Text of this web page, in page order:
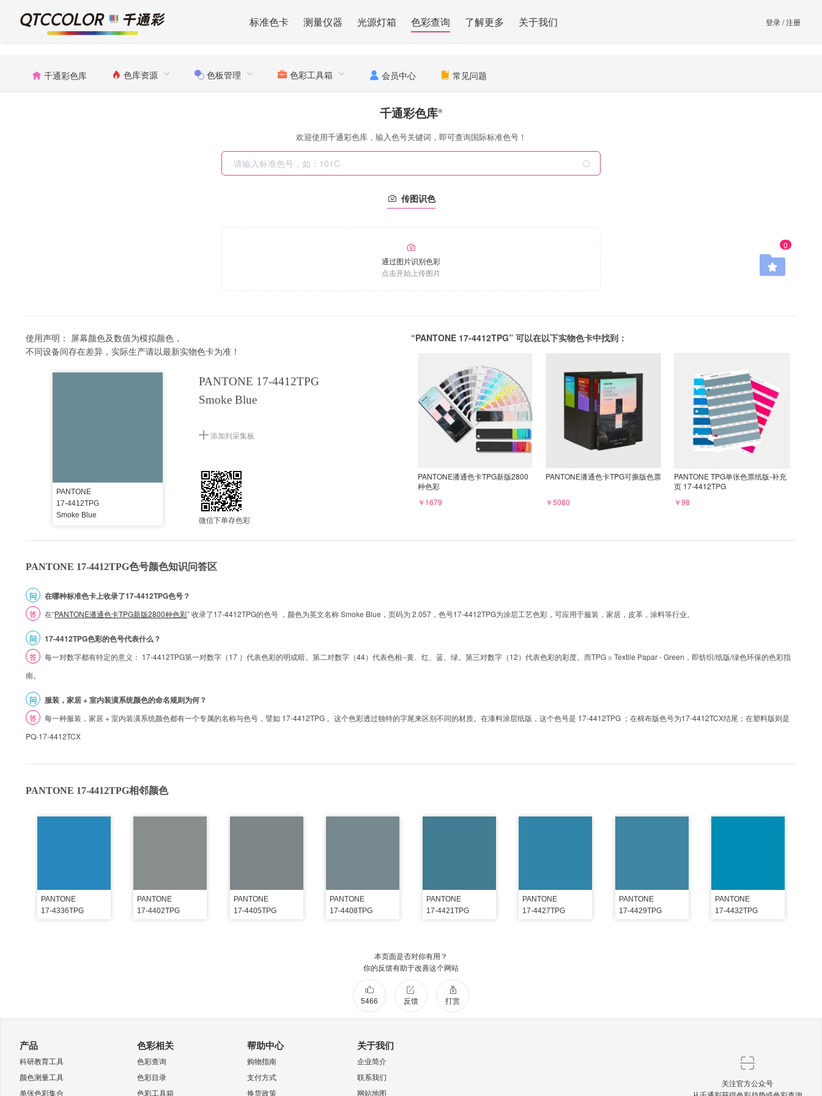
标准色卡 测量仪器 光源灯箱 色彩查询 了解更多 关于我们 登录/注册
千通彩色库 色库资源 色板管理 色彩工具箱 会员中心 常见问题
0
千通彩色库®
欢迎使用千通彩色库，输入色号关键词，即可查询国际标准色号！
传图识色
通过图片识别色彩
点击开始上传图片
使用声明： 屏幕颜色及数值为模拟颜色，
不同设备间存在差异，实际生产请以最新实物色卡为准！
PANTONE
17-4412TPG
Smoke Blue
PANTONE 17-4412TPG
Smoke Blue
添加到采集板
微信下单存色彩
“PANTONE 17-4412TPG” 可以在以下实物色卡中找到：
PANTONE潘通色卡TPG新版2800
种色彩
￥1679
PANTONE潘通色卡TPG可撕版色票
￥5080
PANTONE TPG单张色票纸版-补充
页 17-4412TPG
￥98
PANTONE 17-4412TPG色号颜色知识问答区
问 在哪种标准色卡上收录了17-4412TPG色号？
答 在“PANTONE潘通色卡TPG新版2800种色彩” 收录了17-4412TPG的色号 ，颜色为英文名称 Smoke Blue，页码为 2.057，色号17-4412TPG为涂层工艺色彩，可应用于服装，家居，皮革，涂料等行业。
问 17-4412TPG色彩的色号代表什么？
答
每一对数字都有特定的意义： 17-4412TPG第一对数字（17 ）代表色彩的明或暗。第二对数字（44）代表色相--黄、红、蓝、绿。第三对数字（12）代表色彩的彩度。而TPG = Textile Papar - Green，即纺织/纸版/绿色环保的色彩指
南。
问 服装，家居 + 室内装潢系统颜色的命名规则为何？
答
每一种服装，家居 + 室内装潢系统颜色都有一个专属的名称与色号，譬如 17-4412TPG 。这个色彩透过独特的字尾来区别不同的材质。在漆料涂层纸版，这个色号是 17-4412TPG ；在棉布版色号为17-4412TCX结尾；在塑料版则是
PQ-17-4412TCX
PANTONE 17-4412TPG相邻颜色
PANTONE
17-4336TPG
PANTONE
17-4402TPG
PANTONE
17-4405TPG
PANTONE
17-4408TPG
PANTONE
17-4421TPG
PANTONE
17-4427TPG
PANTONE
17-4429TPG
PANTONE
17-4432TPG
本页面是否对你有用？
你的反馈有助于改善这个网站
5466 反馈 打赏
产品
科研教育工具
颜色测量工具
单张色彩集合
色彩相关
色彩查询
色彩目录
色彩工具箱
帮助中心
购物指南
支付方式
换货政策
关于我们
企业简介
联系我们
网站地图
关注官方公众号